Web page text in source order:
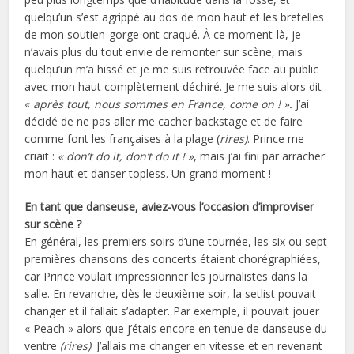
quelqu’un s’est agrippé au dos de mon haut et les bretelles
de mon soutien-gorge ont craqué. À ce moment-là, je
n’avais plus du tout envie de remonter sur scène, mais
quelqu’un m’a hissé et je me suis retrouvée face au public
avec mon haut complètement déchiré. Je me suis alors dit :
« après tout, nous sommes en France, come on ! ». J’ai
décidé de ne pas aller me cacher backstage et de faire
comme font les françaises à la plage (rires). Prince me
criait : « don’t do it, don’t do it ! », mais j’ai fini par arracher
mon haut et danser topless. Un grand moment !
En tant que danseuse, aviez-vous l’occasion d’improviser
sur scène ?
En général, les premiers soirs d’une tournée, les six ou sept
premières chansons des concerts étaient chorégraphiées,
car Prince voulait impressionner les journalistes dans la
salle. En revanche, dès le deuxième soir, la setlist pouvait
changer et il fallait s’adapter. Par exemple, il pouvait jouer
« Peach » alors que j’étais encore en tenue de danseuse du
ventre (rires). J’allais me changer en vitesse et en revenant